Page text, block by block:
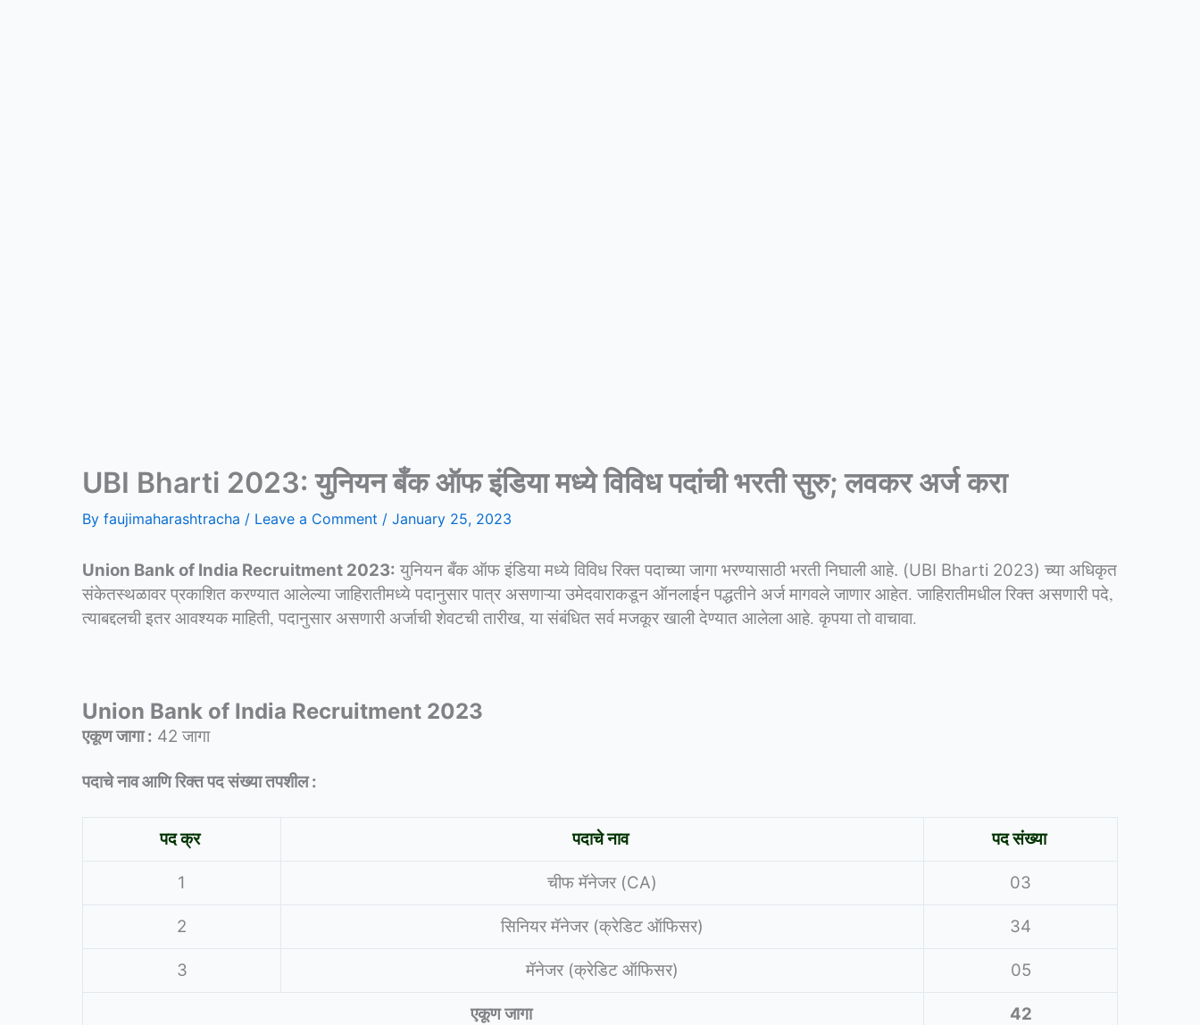
UBI Bharti 2023: युनियन बँक ऑफ इंडिया मध्ये विविध पदांची भरती सुरु; लवकर अर्ज करा
By faujimaharashtracha / Leave a Comment / January 25, 2023
Union Bank of India Recruitment 2023: युनियन बँक ऑफ इंडिया मध्ये विविध रिक्त पदाच्या जागा भरण्यासाठी भरती निघाली आहे. (UBI Bharti 2023) च्या अधिकृत
संकेतस्थळावर प्रकाशित करण्यात आलेल्या जाहिरातीमध्ये पदानुसार पात्र असणाऱ्या उमेदवाराकडून ऑनलाईन पद्धतीने अर्ज मागवले जाणार आहेत. जाहिरातीमधील रिक्त असणारी पदे,
त्याबद्दलची इतर आवश्यक माहिती, पदानुसार असणारी अर्जाची शेवटची तारीख, या संबंधित सर्व मजकूर खाली देण्यात आलेला आहे. कृपया तो वाचावा.
Union Bank of India Recruitment 2023
एकूण जागा : 42 जागा
पदाचे नाव आणि रिक्त पद संख्या तपशील :
पद क्र पदाचे नाव पद संख्या
1 चीफ मॅनेजर (CA) 03
2 सिनियर मॅनेजर (क्रेडिट ऑफिसर) 34
3 मॅनेजर (क्रेडिट ऑफिसर) 05
एकूण जागा 42